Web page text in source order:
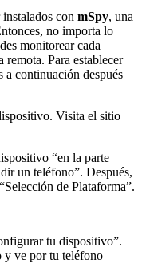
con mSpy, una
no importa lo
monitorear cada
Para establecer
a continuación después
Visita el sitio
“en la parte
un teléfono”. Después,
de Plataforma”.
tu dispositivo”.
y ve por tu teléfono